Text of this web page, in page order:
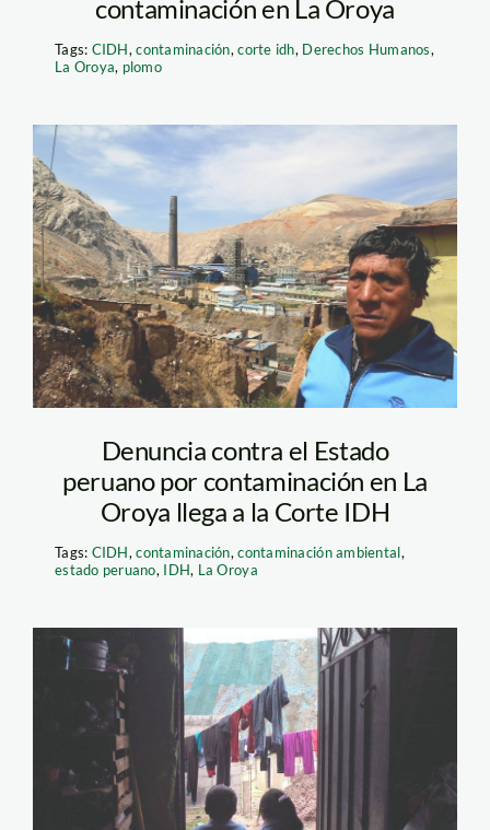
contaminación en La Oroya
Tags: CIDH,contaminación,corte idh, Derechos Humanos,
La Oroya, plomo
la-oroya-spda
Denuncia contra el Estado
peruano por contaminación en La
Oroya llega a la Corte IDH
Tags: CIDH,contaminación,contaminación ambiental,
estado peruano, IDH, La Oroya
contaminacion – la
oroya – cerro de
pasco – muqui